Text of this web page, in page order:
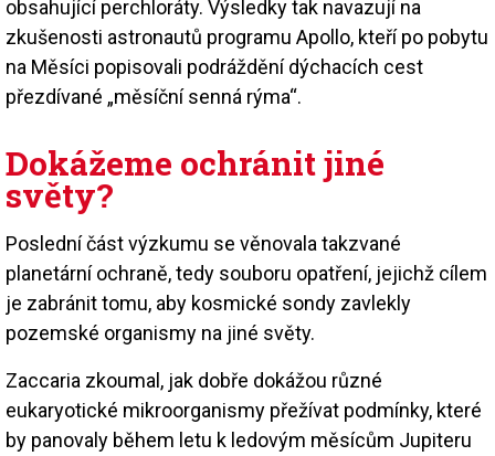
obsahující perchloráty. Výsledky tak navazují na
zkušenosti astronautů programu Apollo, kteří po pobytu
na Měsíci popisovali podráždění dýchacích cest
přezdívané „měsíční senná rýma“.
Dokážeme ochránit jiné
světy?
Poslední část výzkumu se věnovala takzvané
planetární ochraně, tedy souboru opatření, jejichž cílem
je zabránit tomu, aby kosmické sondy zavlekly
pozemské organismy na jiné světy.
Zaccaria zkoumal, jak dobře dokážou různé
eukaryotické mikroorganismy přežívat podmínky, které
by panovaly během letu k ledovým měsícům Jupiteru